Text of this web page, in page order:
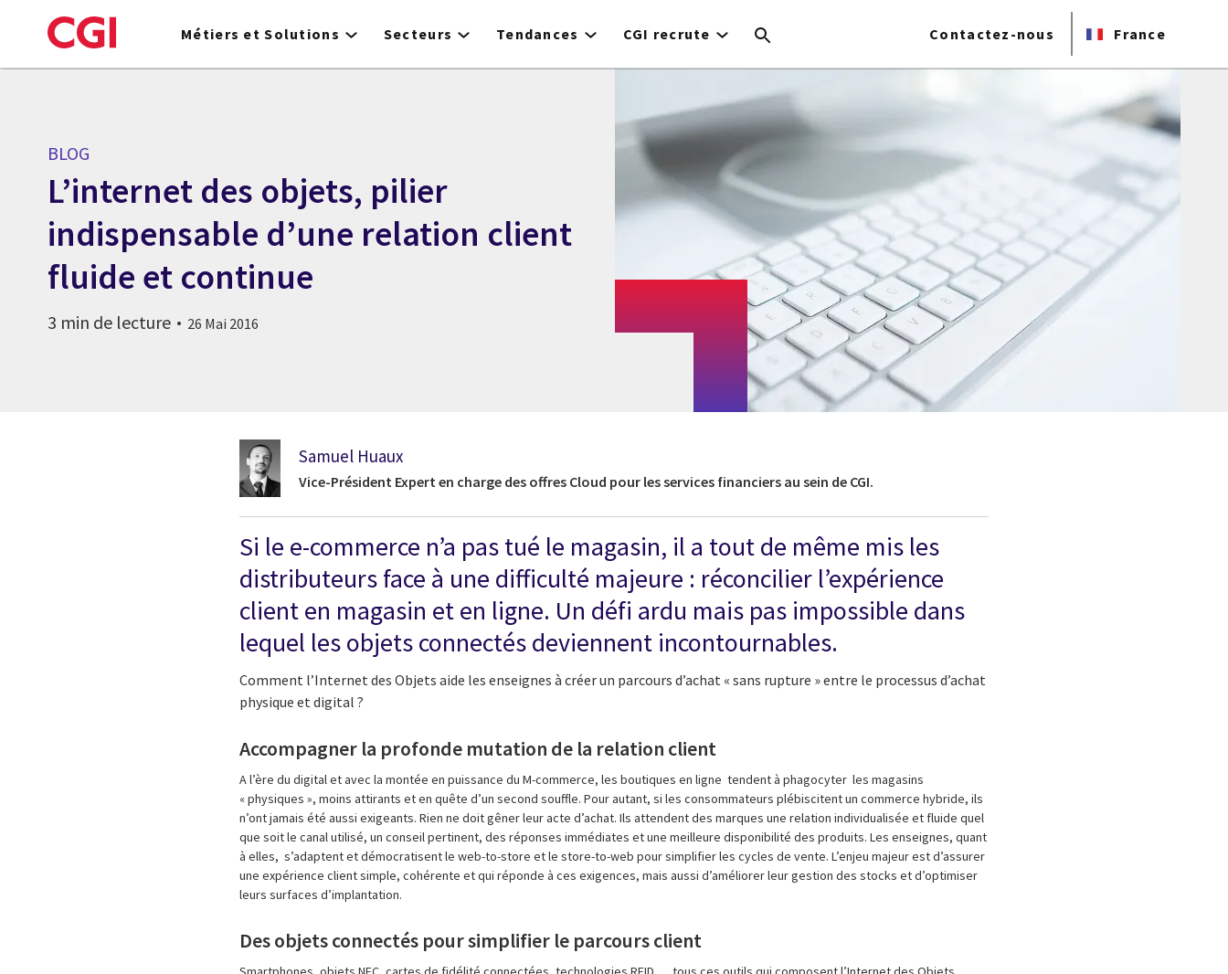
to
Métiers et Solutions Secteurs Tendances CGI recrute Contactez-nous France
BLOG
L’internet des objets, pilier
indispensable d’une relation client
fluide et continue
3 min de lecture 26 Mai 2016
Samuel Huaux
Vice-Président Expert en charge des offres Cloud pour les services financiers au sein de CGI.
Si le e-commerce n’a pas tué le magasin, il a tout de même mis les
distributeurs face à une difficulté majeure : réconcilier l’expérience
client en magasin et en ligne. Un défi ardu mais pas impossible dans
lequel les objets connectés deviennent incontournables.
Comment l’Internet des Objets aide les enseignes à créer un parcours d’achat « sans rupture » entre le processus d’achat
physique et digital ?
Accompagner la profonde mutation de la relation client
A l’ère du digital et avec la montée en puissance du M-commerce, les boutiques en ligne tendent à phagocyter les magasins
« physiques », moins attirants et en quête d’un second souffle. Pour autant, si les consommateurs plébiscitent un commerce hybride, ils
n’ont jamais été aussi exigeants. Rien ne doit gêner leur acte d’achat. Ils attendent des marques une relation individualisée et fluide quel
que soit le canal utilisé, un conseil pertinent, des réponses immédiates et une meilleure disponibilité des produits. Les enseignes, quant
à elles, s’adaptent et démocratisent le web-to-store et le store-to-web pour simplifier les cycles de vente. L’enjeu majeur est d’assurer
une expérience client simple, cohérente et qui réponde à ces exigences, mais aussi d’améliorer leur gestion des stocks et d’optimiser
leurs surfaces d’implantation.
Des objets connectés pour simplifier le parcours client